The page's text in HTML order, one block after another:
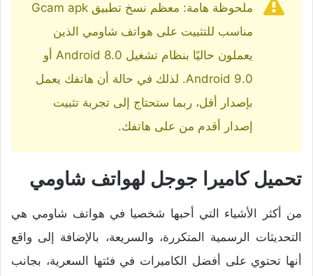
ملحوظة هامة: معظم نسخ تطبيق Gcam apk
مناسب للتثبيت على هواتف شاومي الذين
يعملون حاليًا بنظام تشغيل Android 8.0 أو
Android 9.0. لذلك في حالة أن هاتفك يعمل
بإصدار أقل، ربما ستحتاج إلى تجربة تثبيت
إصدار أقدم من على هاتفك.
تحميل كاميرا جوجل لهواتف شاومي
من أكثر الأشياء التي أحبها شخصيا في هواتف شاومي هي
التحديثات الرسمية المتكررة، والسريعة، بالإضافة إلى واقع
أنها تحتوي على أفضل الكاميرات في فئتها السعرية، بجانب